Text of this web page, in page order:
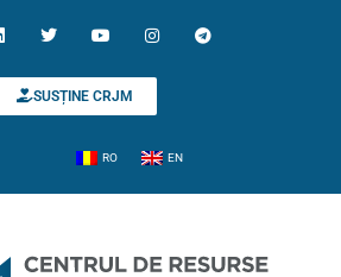
SUSȚINE CRJM
RO EN